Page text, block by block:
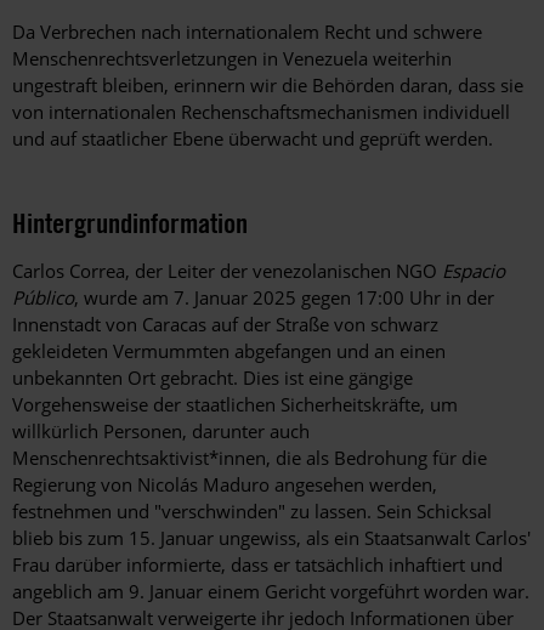
Da Verbrechen nach internationalem Recht und schwere
Menschenrechtsverletzungen in Venezuela weiterhin
ungestraft bleiben, erinnern wir die Behörden daran, dass sie
von internationalen Rechenschaftsmechanismen individuell
und auf staatlicher Ebene überwacht und geprüft werden.
Hintergrundinformation
Hintergrund
Carlos Correa, der Leiter der venezolanischen NGO Espacio
Público, wurde am 7. Januar 2025 gegen 17:00 Uhr in der
Innenstadt von Caracas auf der Straße von schwarz
gekleideten Vermummten abgefangen und an einen
unbekannten Ort gebracht. Dies ist eine gängige
Vorgehensweise der staatlichen Sicherheitskräfte, um
willkürlich Personen, darunter auch
Menschenrechtsaktivist*innen, die als Bedrohung für die
Regierung von Nicolás Maduro angesehen werden,
festnehmen und "verschwinden" zu lassen. Sein Schicksal
blieb bis zum 15. Januar ungewiss, als ein Staatsanwalt Carlos'
Frau darüber informierte, dass er tatsächlich inhaftiert und
angeblich am 9. Januar einem Gericht vorgeführt worden war.
Der Staatsanwalt verweigerte ihr jedoch Informationen über